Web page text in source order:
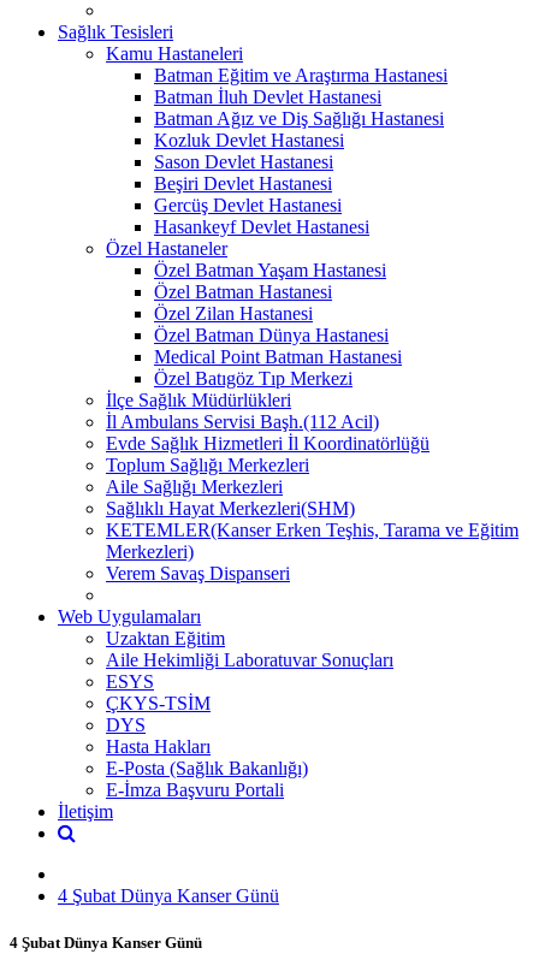
Sağlık Tesisleri
Kamu Hastaneleri
Batman Eğitim ve Araştırma Hastanesi
Batman İluh Devlet Hastanesi
Batman Ağız ve Diş Sağlığı Hastanesi
Kozluk Devlet Hastanesi
Sason Devlet Hastanesi
Beşiri Devlet Hastanesi
Gercüş Devlet Hastanesi
Hasankeyf Devlet Hastanesi
Özel Hastaneler
Özel Batman Yaşam Hastanesi
Özel Batman Hastanesi
Özel Zilan Hastanesi
Özel Batman Dünya Hastanesi
Medical Point Batman Hastanesi
Özel Batıgöz Tıp Merkezi
İlçe Sağlık Müdürlükleri
İl Ambulans Servisi Başh.(112 Acil)
Evde Sağlık Hizmetleri İl Koordinatörlüğü
Toplum Sağlığı Merkezleri
Aile Sağlığı Merkezleri
Sağlıklı Hayat Merkezleri(SHM)
KETEMLER(Kanser Erken Teşhis, Tarama ve Eğitim
Merkezleri)
Verem Savaş Dispanseri
Web Uygulamaları
Uzaktan Eğitim
Aile Hekimliği Laboratuvar Sonuçları
ESYS
ÇKYS-TSİM
DYS
Hasta Hakları
E-Posta (Sağlık Bakanlığı)
E-İmza Başvuru Portali
İletişim
4 Şubat Dünya Kanser Günü
4 Şubat Dünya Kanser Günü